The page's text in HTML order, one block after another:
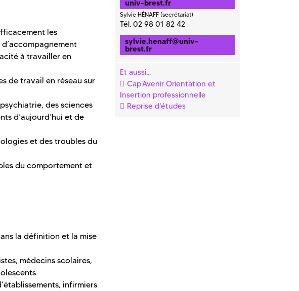
les
à travailler en
de travail en réseau sur
des sciences
d’aujourd’hui et de
et des troubles du
du comportement et
la définition et la mise
médecins scolaires,
infirmiers
univ-brest.fr
Sylvie HÉNAFF (secrétariat)
Tél. 02 98 01 82 42
sylvie.henaff@univ-
brest.fr
Et aussi...
Cap'Avenir Orientation et
Insertion professionnelle
Reprise d'études